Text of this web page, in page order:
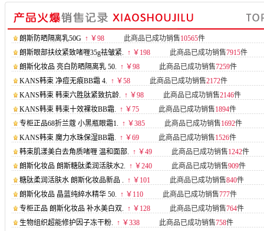
朗斯防晒隔离乳50G ↑ ￥98 此商品已成功销售10565件
朗斯眼部扶纹紧致啫喱35g祛皱紧. ↑ ￥198 此商品已成功销售7915件
朗斯化妆品 亮白防晒隔离乳 50. ↑ ￥98 此商品已成功销售7259件
KANS韩束 净痘无痕BB霜 4. ↑ ￥58 此商品已成功销售2172件
KANS韩束 韩束六胜肽紧致抗龄. ↑ ￥98 此商品已成功销售2146件
KANS韩束 韩束十效裸妆BB霜. ↑ ￥75 此商品已成功销售1894件
专柜正品68折兰蔻 小黑瓶眼霜1. ↑ ￥385 此商品已成功销售1692件
KANS韩束 魔力水珠保湿BB霜. ↑ ￥69 此商品已成功销售1526件
韩束肌漾美白去角质啫喱 温和面部. ↑ ￥49 此商品已成功销售1242件
朗斯化妆品 朗斯糖肽柔润活肤水2. ↑ ￥240 此商品已成功销售909件
糖肽柔润活肤水 朗斯化妆品新品 . ↑ ￥101 此商品已成功销售840件
朗斯化妆品 晶蓝纯綷水精华 50. ↑ ￥110 此商品已成功销售777件
专柜正品 朗斯化妆品 补水美白双. ↑ ￥128 此商品已成功销售764件
生物组织超能修护因子冻干粉. ↑ ￥338 此商品已成功销售758件